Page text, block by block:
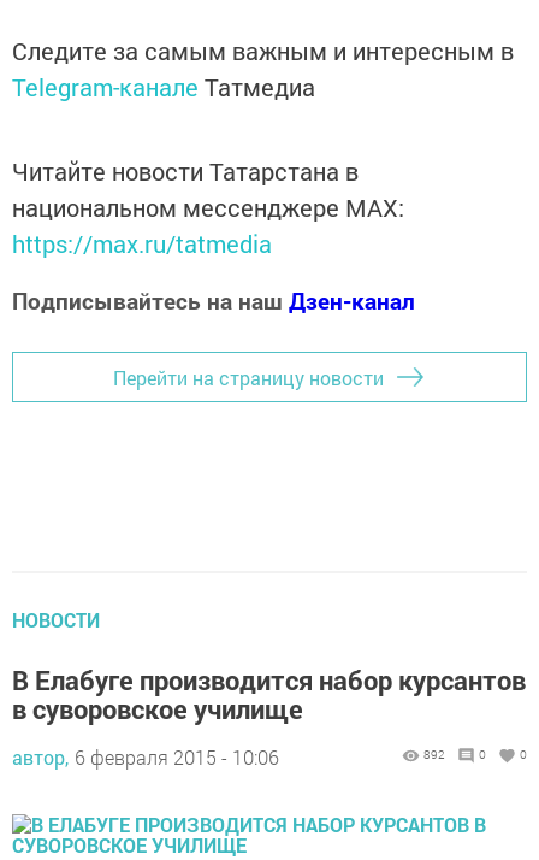
Следите за самым важным и интересным в
Telegram-канале Татмедиа
Читайте новости Татарстана в
национальном мессенджере MАХ:
https://max.ru/tatmedia
Подписывайтесь на наш Дзен-канал
Перейти на страницу новости
НОВОСТИ
В Елабуге производится набор курсантов
в суворовское училище
автор, 6 февраля 2015 - 10:06 892 0 0